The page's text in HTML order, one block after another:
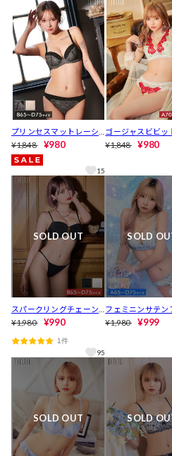
プリンセスマットレーシ
ィブラジャー&フルバック
ショーツ[推し][人気]
¥1,848 ¥980
15
ゴージャスビビッ
ズブラジャー&バ
¥1,848 ¥980
SOLD OUT
スパークリングチェーン
ブラジャー&フルバックシ
¥1,980 ¥990
1件
95
SOLD
フェミニンサテン
レット育乳ブラジ
¥1,980 ¥999
SOLD OUT SOLD